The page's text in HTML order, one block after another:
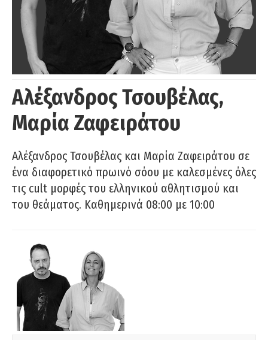
Αλέξανδρος Τσουβέλας,
Μαρία Ζαφειράτου
Αλέξανδρος Τσουβέλας και Μαρία Ζαφειράτου σε
ένα διαφορετικό πρωινό σόου με καλεσμένες όλες
τις cult μορφές του ελληνικού αθλητισμού και
του θεάματος. Καθημερινά 08:00 με 10:00